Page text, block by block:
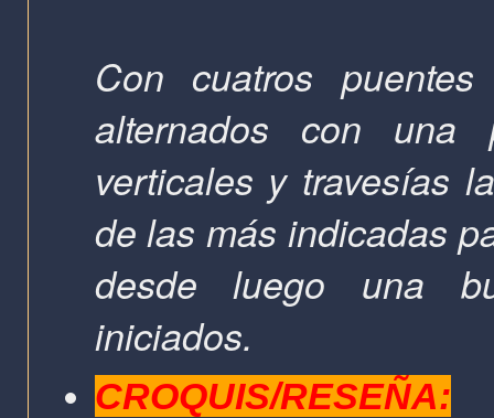
Con cuatros
alternados con una
verticales y travesías
de las más indicadas
desde luego una
iniciados.
CROQUIS/RESEÑA: